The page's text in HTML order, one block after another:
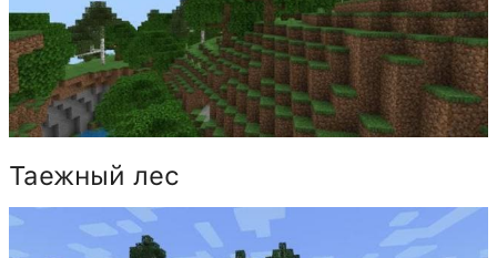
Таежный лес